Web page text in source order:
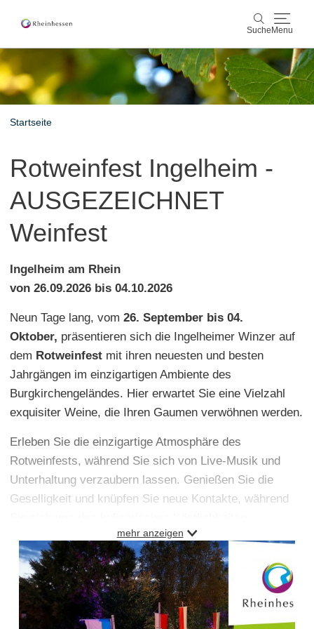
Suche Menu
Suche
Wein & Genuss
Buchung & Service
Startseite
Rotweinfest Ingelheim -
AUSGEZEICHNET
Weinfest
Ingelheim am Rhein
von 26.09.2026 bis 04.10.2026
Neun Tage lang, vom 26. September bis 04.
Oktober, präsentieren sich die Ingelheimer Winzer auf
dem Rotweinfest mit ihren neuesten und besten
Jahrgängen im einzigartigen Ambiente des
Burgkirchengeländes. Hier erwartet Sie eine Vielzahl
exquisiter Weine, die Ihren Gaumen verwöhnen werden.
Erleben Sie die einzigartige Atmosphäre des
Rotweinfests, während Sie sich von Live-Musik und
Unterhaltung verzaubern lassen. Genießen Sie die
Geselligkeit und knüpfen Sie neue Kontakte, während
Es zählt zu denschönsten Weinfesten Rheinhessens
Seit 2014 ist das amtlich, denn das Siegel
„Ausgezeichnetes Weinfest“ wird durch die
Rheinhessenwein e.V. nur an herausragende Weinfeste
mehr anzeigen